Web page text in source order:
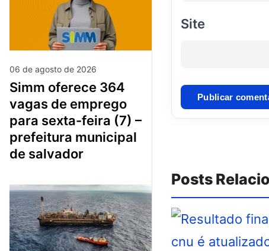
06 de agosto de 2026
simm oferece 364
vagas de emprego
para sexta-feira (7) –
prefeitura municipal
de salvador
Site
Posts